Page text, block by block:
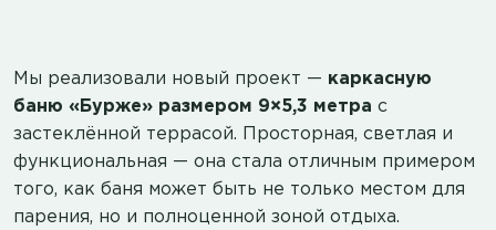
Мы реализовали новый проект — каркасную
баню «Бурже» размером 9×5,3 метра с
застеклённой террасой. Просторная, светлая и
функциональная — она стала отличным примером
того, как баня может быть не только местом для
парения, но и полноценной зоной отдыха.